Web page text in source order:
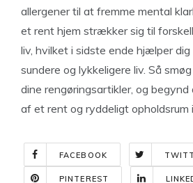
allergener til at fremme mental
et rent hjem strækker sig til
liv, hvilket i sidste ende hjælper
sundere og lykkeligere liv. Så
dine rengøringsartikler, og
af et rent og ryddeligt opholdsrum
FACEBOOK
PINTEREST